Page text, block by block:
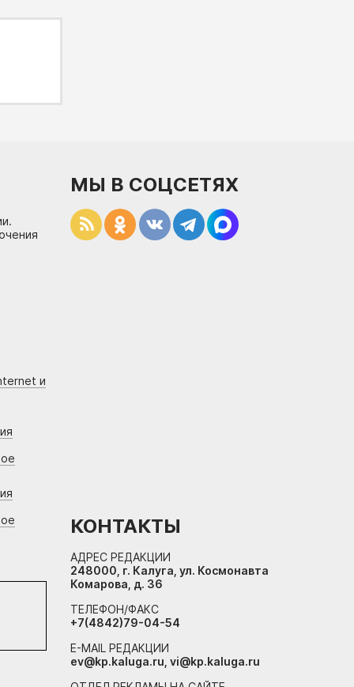
и
МЫ В СОЦСЕТЯХ
КОНТАКТЫ
АДРЕС РЕДАКЦИИ
248000, г. Калуга, ул. Космонавта
Комарова, д. 36
ТЕЛЕФОН/ФАКС
+7(4842)79-04-54
E-MAIL РЕДАКЦИИ
ev@kp.kaluga.ru, vi@kp.kaluga.ru